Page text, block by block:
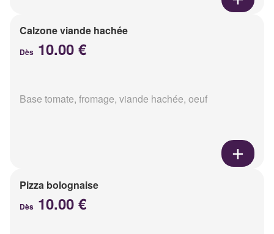
Calzone viande hachée
Dès 10.00 €
Base tomate, fromage, viande hachée, oeuf
Pizza bolognaise
Dès 10.00 €